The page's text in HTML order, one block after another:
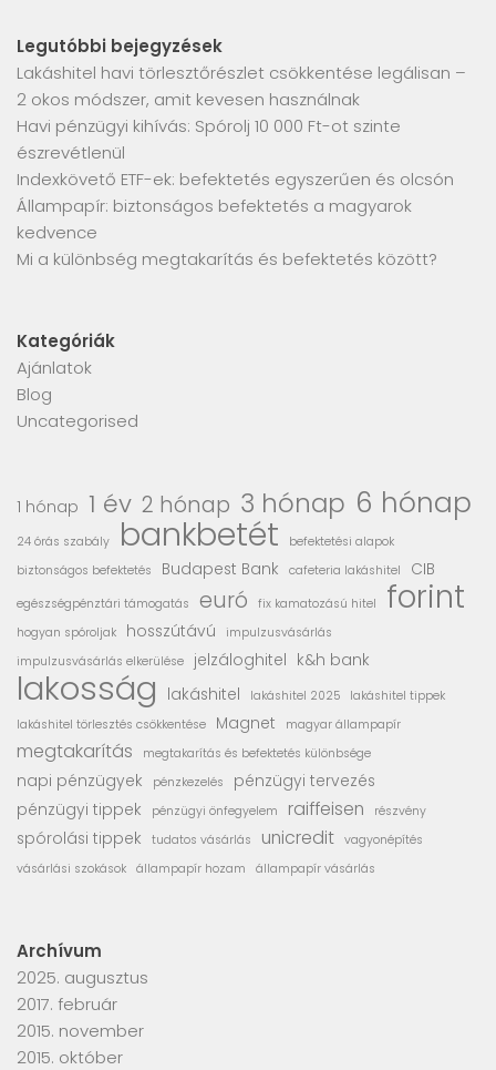
Legutóbbi bejegyzések
Lakáshitel havi törlesztőrészlet csökkentése legálisan –
2 okos módszer, amit kevesen használnak
Havi pénzügyi kihívás: Spórolj 10 000 Ft-ot szinte
észrevétlenül
Indexkövető ETF-ek: befektetés egyszerűen és olcsón
Állampapír: biztonságos befektetés a magyarok
kedvence
Mi a különbség megtakarítás és befektetés között?
Kategóriák
Ajánlatok
Blog
Uncategorised
1 hónap 1 év 2 hónap 3 hónap 6 hónap
24 órás szabály bankbetét
befektetési alapok
biztonságos befektetés
Budapest Bank cafeteria lakáshitel CIB
egészségpénztári támogatás euró fix kamatozású hitel forint
hogyan spóroljak hosszútávú
impulzusvásárlás
impulzusvásárlás elkerülése
jelzáloghitel k&h bank
lakosság lakáshitel lakáshitel 2025
lakáshitel tippek
lakáshitel törlesztés csökkentése
Magnet magyar állampapír
megtakarítás megtakarítás és befektetés különbsége
napi pénzügyek pénzkezelés
pénzügyi tervezés
pénzügyi tippek
pénzügyi önfegyelem raiffeisen részvény
spórolási tippek tudatos vásárlás unicredit vagyonépítés
vásárlási szokások állampapír hozam állampapír vásárlás
Archívum
2025. augusztus
2017. február
2015. november
2015. október